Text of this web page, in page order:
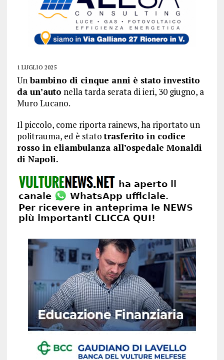
1 LUGLIO 2025
Unbambino di cinque anni è stato investito
da un’auto nella tarda serata di ieri, 30 giugno, a
Muro Lucano.
Il piccolo, come riporta rainews, ha riportato un
politrauma, ed è statotrasferito in codice
rosso in eliambulanza all’ospedale Monaldi
di Napoli.